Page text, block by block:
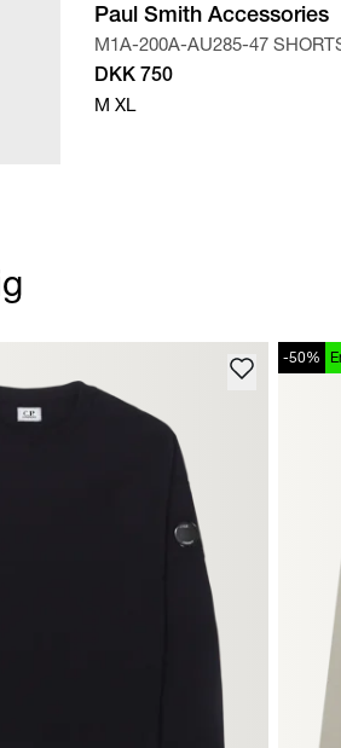
Paul Smith Accessories
M1A-200A-AU285-47
DKK 750
M XL
-50%